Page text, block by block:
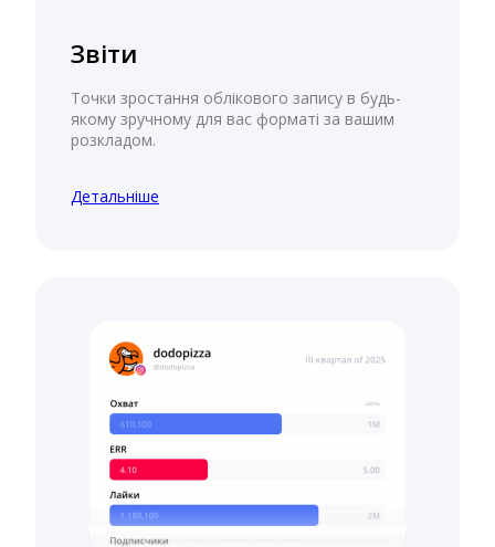
Звіти
Точки зростання облікового запису в будь-
якому зручному для вас форматі за вашим
розкладом.
Детальніше